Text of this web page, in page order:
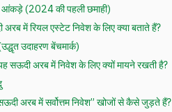
आंकड़े (2024 की पहली छमाही)
में रियल एस्टेट निवेश के लिए क्या बताते हैं?
उदाहरण बेंचमार्क)
सऊदी अरब में निवेश के लिए क्यों मायने रखती है?
अरब में सर्वोत्तम निवेश” खोजों से कैसे जुड़ते हैं?